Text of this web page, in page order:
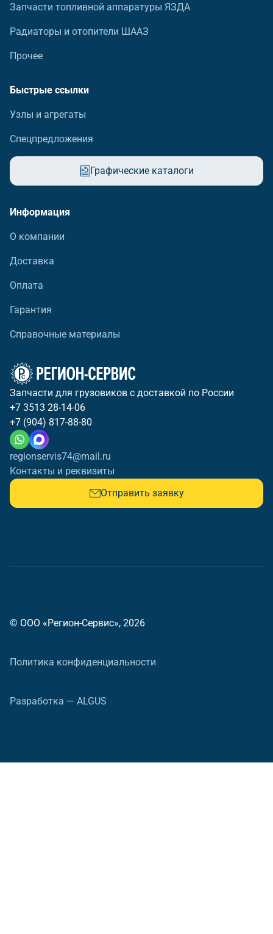
Запчасти топливной аппаратуры ЯЗДА
Радиаторы и отопители ШААЗ
Прочее
Быстрые ссылки
Узлы и агрегаты
Спецпредложения
Графические каталоги
Информация
О компании
Доставка
Оплата
Гарантия
Справочные материалы
Запчасти для грузовиков с доставкой по России
+7 3513 28-14-06
+7 (904) 817-88-80
regionservis74@mail.ru
Контакты и реквизиты
Отправить заявку
© ООО «Регион-Сервис», 2026
Политика конфиденциальности
Разработка — ALGUS